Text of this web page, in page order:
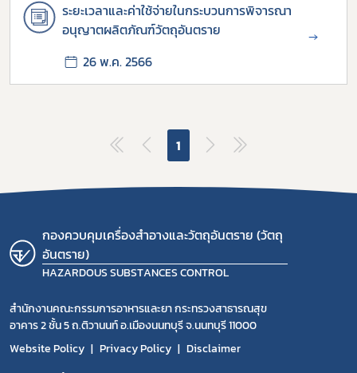
ระยะเวลาและค่าใช้จ่ายในกระบวนการพิจารณา
อนุญาตผลิตภัณฑ์วัตถุอันตราย
26 พ.ค. 2566
→
1
กองควบคุมเครื่องสำอางและวัตถุอันตราย (วัตถุ
อันตราย)
HAZARDOUS SUBSTANCES CONTROL
สำนักงานคณะกรรมการอาหารและยา กระทรวงสาธารณสุข
อาคาร 2 ชั้น 5 ถ.ติวานนท์ อ.เมืองนนทบุรี จ.นนทบุรี 11000
Website Policy
Privacy Policy
Disclaimer
ผู้ประกอบการณ์
พรบ